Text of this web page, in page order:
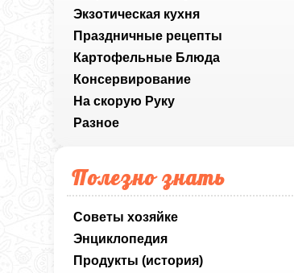
Экзотическая кухня
Праздничные рецепты
Картофельные Блюда
Консервирование
На скорую Руку
Разное
Полезно знать
Советы хозяйке
Энциклопедия
Продукты (история)